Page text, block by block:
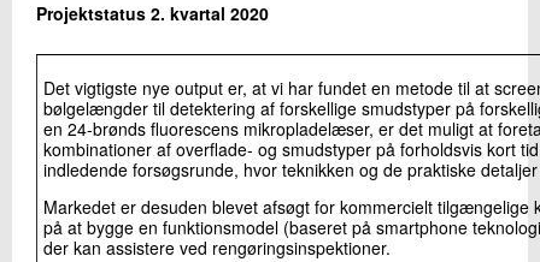
Projektstatus 2. kvartal 2020
Det vigtigste nye output er, at vi har fundet en metode til at
bølgelængder til detektering af forskellige smudstyper på
en 24-brønds fluorescens mikropladelæser, er det muligt at
kombinationer af overflade- og smudstyper på forholdsvis kort
indledende forsøgsrunde, hvor teknikken og de praktiske
Markedet er desuden blevet afsøgt for kommercielt tilgængelige
på at bygge en funktionsmodel (baseret på smartphone
der kan assistere ved rengøringsinspektioner.